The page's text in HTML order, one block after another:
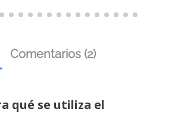
Comentarios (2)
qué se utiliza el